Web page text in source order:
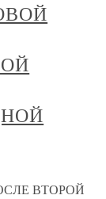
ВТОРОЙ